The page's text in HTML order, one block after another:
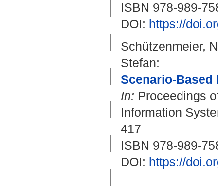
ISBN 978-989-
DOI: https://
Schützenmeier,
Stefan:
Scenario-Based
In: Proceedings
Information
417
ISBN 978-989-
DOI: https://